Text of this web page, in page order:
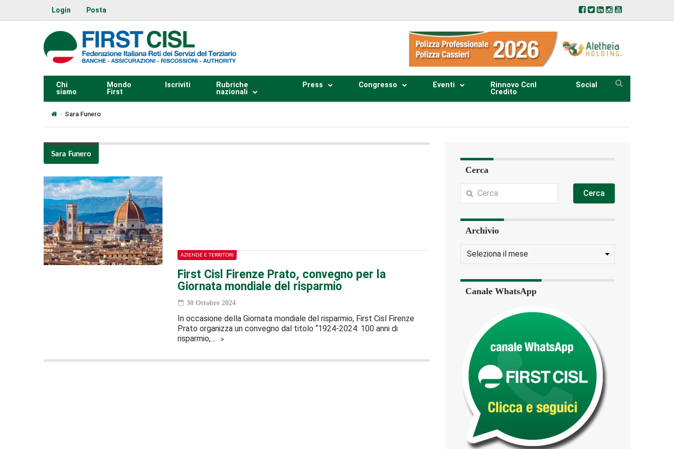
Login Posta
Chi
siamo
Mondo
First
Iscriviti
Rubriche
nazionali
Press Congresso Eventi
Rinnovo Ccnl
Credito
Social
Sara Funero
Sara Funero
AZIENDE E TERRITORI
First Cisl Firenze Prato, convegno per la
Giornata mondiale del risparmio
30 Ottobre 2024
In occasione della Giornata mondiale del risparmio, First Cisl Firenze
Prato organizza un convegno dal titolo “1924-2024: 100 anni di
risparmio,…
Cerca
Cerca
Archivio
Canale WhatsApp